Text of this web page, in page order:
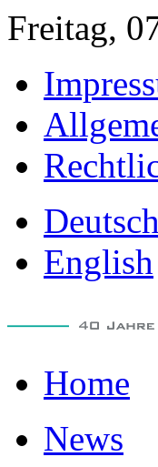
Freitag,
Deutsch
English
Home
News